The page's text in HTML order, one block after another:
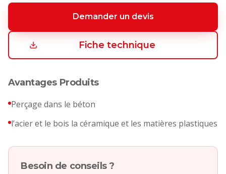
Demander un devis
Fiche technique
Avantages Produits
Perçage dans le béton
l’acier et le bois la céramique et les matières plastiques
Besoin de conseils ?